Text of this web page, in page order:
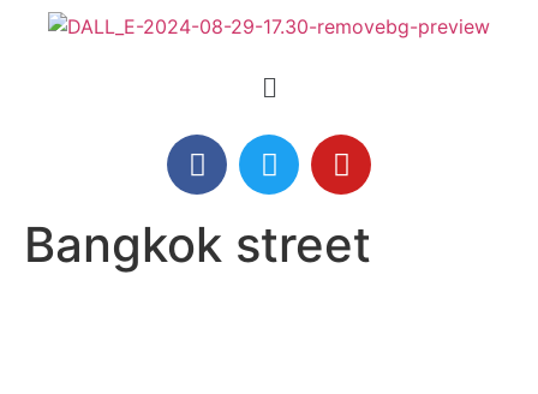
Bangkok street